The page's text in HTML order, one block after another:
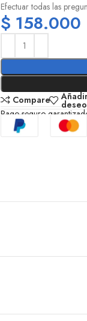
Efectuar todas las
$ 158.000
Compare
Pago seguro